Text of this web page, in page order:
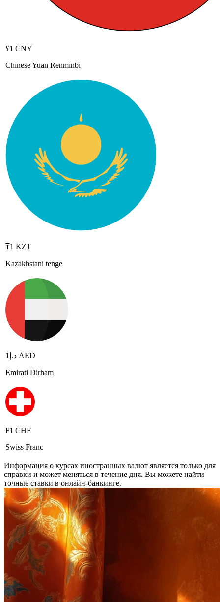
¥1 CNY
Chinese Yuan Renminbi
₸1 KZT
Kazakhstani tenge
د.إ1 AED
Emirati Dirham
₣1 CHF
Swiss Franc
Информация о курсах иностранных валют является только для
справки и может меняться в течение дня. Вы можете найти
точные ставки в онлайн-банкинге.